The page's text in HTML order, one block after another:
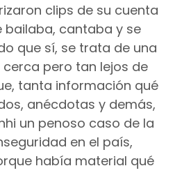
clips de su cuenta
bailaba, cantaba y se
que sí, se trata de una
pero tan lejos de
tanta información qué
anécdotas y demás,
un penoso caso de la
en el país,
había material qué